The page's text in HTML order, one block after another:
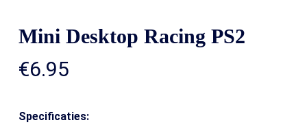
Mini Desktop Racing PS2
€6.95
Specificaties: